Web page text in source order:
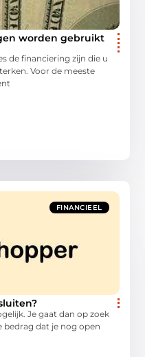
worden gebruikt
de financiering zijn die u
Voor de meeste
FINANCIEEL
Je gaat dan op zoek
bedrag dat je nog open